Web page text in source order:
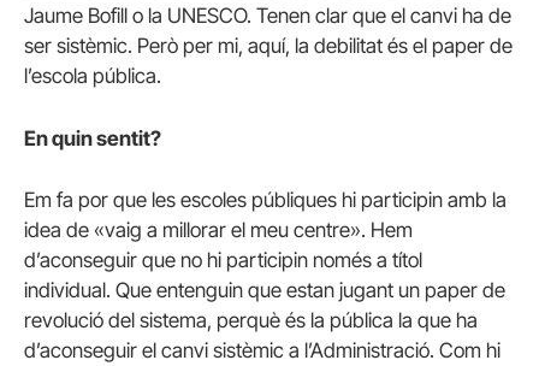
Jaume Bofill o la UNESCO. Tenen clar que el canvi ha de
ser sistèmic. Però per mi, aquí, la debilitat és el paper de
l’escola pública.
En quin sentit?
Em fa por que les escoles públiques hi participin amb la
idea de «vaig a millorar el meu centre». Hem
d’aconseguir que no hi participin només a títol
individual. Que entenguin que estan jugant un paper de
revolució del sistema, perquè és la pública la que ha
d’aconseguir el canvi sistèmic a l’Administració. Com hi